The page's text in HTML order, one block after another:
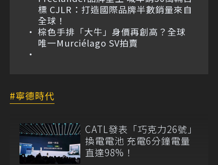
標 CJLR：打造國際品牌半數銷量來自
全球！
棕色手排「大牛」身價再創高？全球
唯一Murciélago SV拍賣
寧德時代
CATL發表「巧克力26號」
換電電池 充電6分鐘電量
直達98%！